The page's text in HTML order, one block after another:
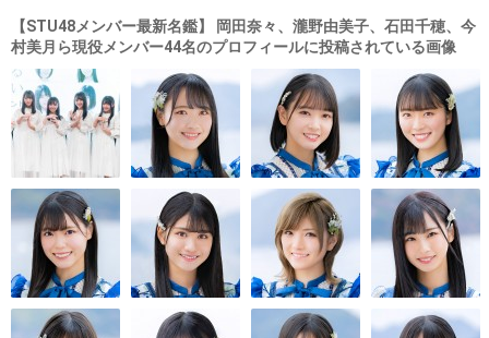
【STU48メンバー最新名鑑】 岡田奈々、瀧野由美子、石田千穂、今
村美月ら現役メンバー44名のプロフィールに投稿されている画像